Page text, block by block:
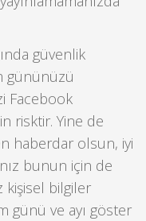
güvenlik
gününüzü
Facebook
risktir. Yine de
haberdar olsun, iyi
bunun için de
kişisel bilgiler
günü ve ayı göster